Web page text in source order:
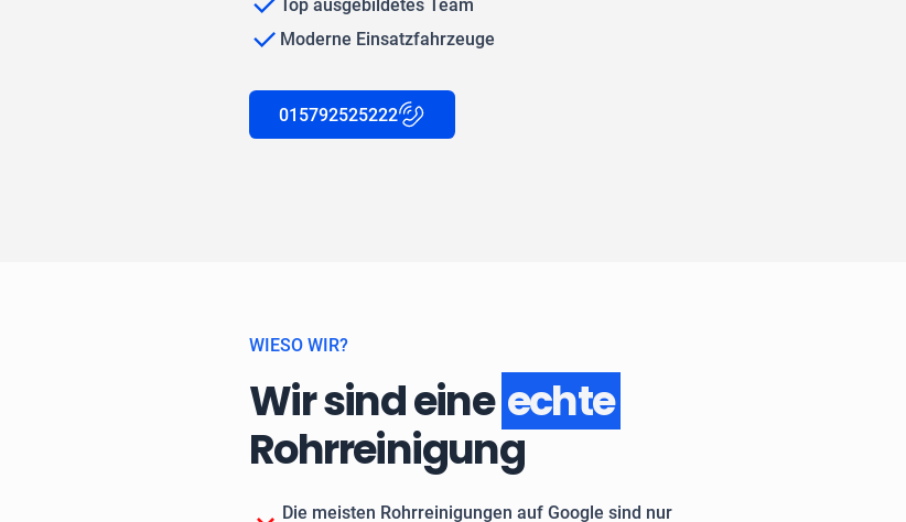
Top ausgebildetes Team
Moderne Einsatzfahrzeuge
015792525222
WIESO WIR?
Wir sind eine echte
Rohrreinigung
Die meisten Rohrreinigungen auf Google sind nur